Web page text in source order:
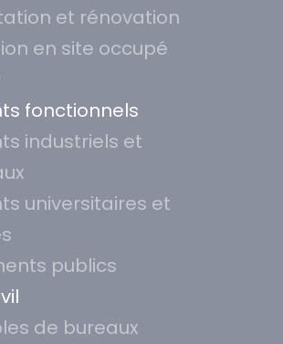
et rénovation
en site occupé
fonctionnels
industriels et
universitaires et
publics
de bureaux